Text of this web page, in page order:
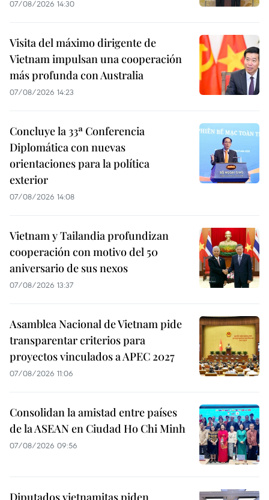
07/08/2026 14:30
Visita del máximo dirigente de
Vietnam impulsan una cooperación
más profunda con Australia
07/08/2026 14:23
Concluye la 33ª Conferencia
Diplomática con nuevas
orientaciones para la política
exterior
07/08/2026 14:08
Vietnam y Tailandia profundizan
cooperación con motivo del 50
aniversario de sus nexos
07/08/2026 13:37
Asamblea Nacional de Vietnam pide
transparentar criterios para
proyectos vinculados a APEC 2027
07/08/2026 11:06
Consolidan la amistad entre países
de la ASEAN en Ciudad Ho Chi Minh
07/08/2026 09:56
Diputados vietnamitas piden